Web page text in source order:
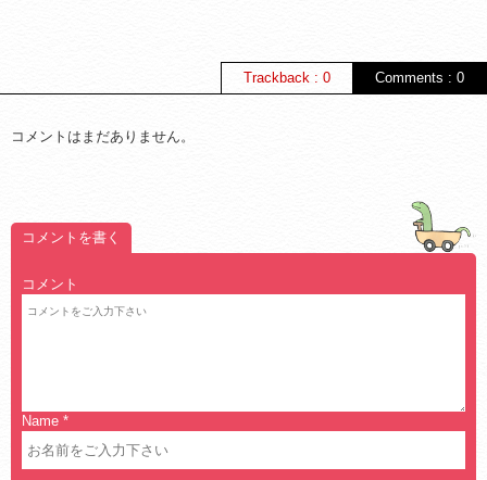
Comments : 0
Trackback : 0
コメントはまだありません。
コメントを書く
コメント
Name *